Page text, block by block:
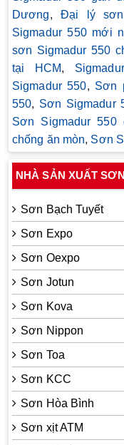
Dương, Đại lý sơn
Sigmadur 550 mới
sơn Sigmadur 550
tại HCM,
Sigmadur 550, Sơn
550, Sơn Sigmadur
Sơn Sigmadur 550
chống ăn mòn, Sơn
NHÀ SẢN XUẤT SƠN
Sơn Bạch Tuyết
Sơn Expo
Sơn Oexpo
Sơn Jotun
Sơn Kova
Sơn Nippon
Sơn Toa
Sơn KCC
Sơn Hòa Bình
Sơn xịt ATM